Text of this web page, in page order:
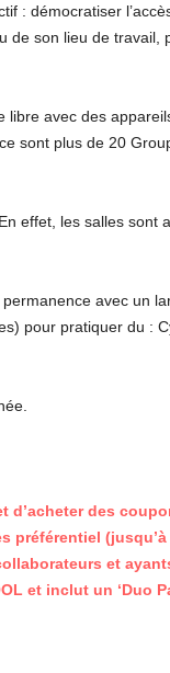
: démocratiser
de son lieu de travail,
avec des
sont plus de 20
effet, les salles sont
avec un
pour pratiquer du :
d’acheter des
préférentiel
et
et inclut un ‘Duo